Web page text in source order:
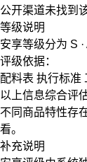
公开渠道未找到
等级说明
安享等级分为 S ·
评级依据：
配料表 执行标准
以上信息综合评
不同商品特性存
看。
补充说明